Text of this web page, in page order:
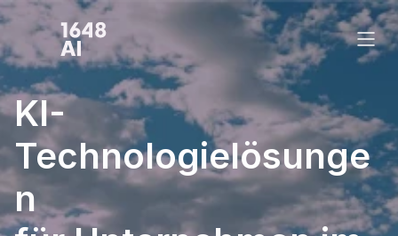
KI-
Technologielösunge
n